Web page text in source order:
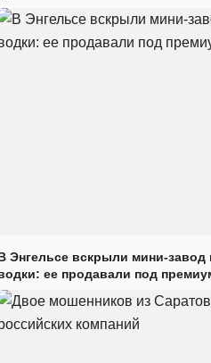
Энгельсе вскрыли мини-завод
ее продавали под